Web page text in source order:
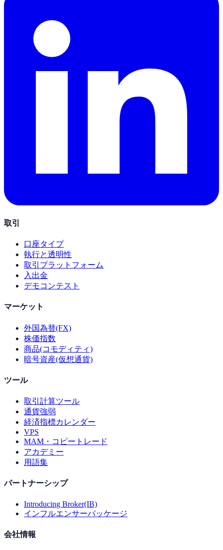
取引
口座タイプ
執行と透明性
取引プラットフォーム
入出金
デモコンテスト
マーケット
外国為替(FX)
株価指数
商品(コモディティ)
暗号資産(仮想通貨)
ツール
取引計算ツール
通貨強弱
経済指標カレンダー
VPS
MAM・コピートレード
アカデミー
用語集
パートナーシップ
Introducing Broker(IB)
インフルエンサーパッケージ
会社情報